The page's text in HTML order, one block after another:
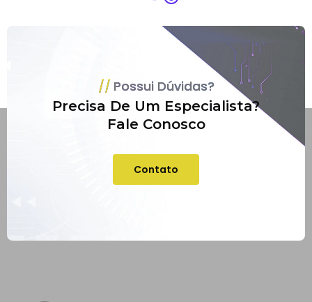
Possui Dúvidas?
Precisa De Um Especialista?
Fale Conosco
Contato